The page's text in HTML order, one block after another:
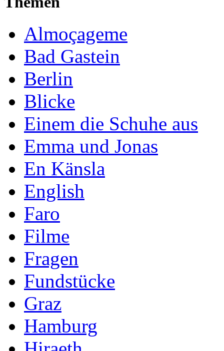
Almoçageme
Bad Gastein
Berlin
Blicke
Einem die Schuhe aus
Emma und Jonas
En Känsla
English
Faro
Filme
Fragen
Fundstücke
Graz
Hamburg